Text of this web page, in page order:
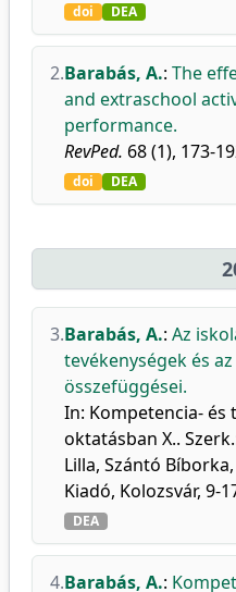
doi DEA
2.Barabás, A.: The
and extraschool
performance.
RevPed. 68 (1), 173-
doi DEA
3.Barabás, A.: Az
tevékenységek és
összefüggései.
In: Kompetencia- és
oktatásban X..
Lilla, Szántó
Kiadó, Kolozsvár, 9-
DEA
4.Barabás, A.: